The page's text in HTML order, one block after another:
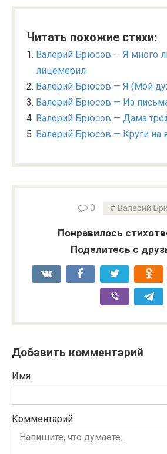
Читать похожие стихи:
Валерий Брюсов — Я много
лицемерил
Валерий Брюсов — Я (Мой
Валерий Брюсов — Из
Валерий Брюсов — Дама
Валерий Брюсов — Круги на
0 Валерий
Понравилось
Поделитесь с
Добавить комментарий
Имя
Комментарий